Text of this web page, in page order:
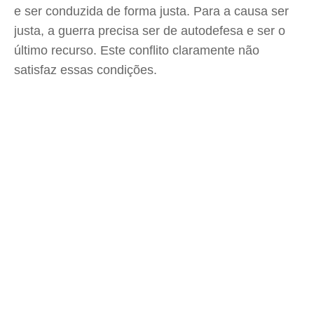
e ser conduzida de forma justa. Para a causa ser
justa, a guerra precisa ser de autodefesa e ser o
último recurso. Este conflito claramente não
satisfaz essas condições.